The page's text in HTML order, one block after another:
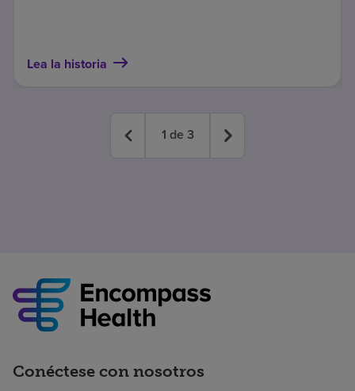
Lea la historia
1 de 3
Conéctese con nosotros